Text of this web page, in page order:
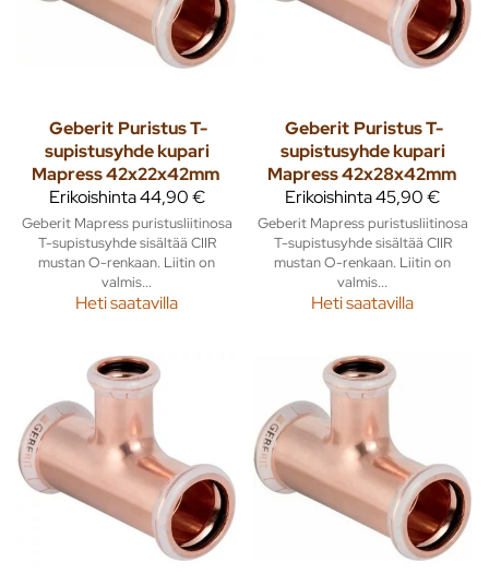
Geberit Puristus T-
supistusyhde kupari
Mapress 42x22x42mm
Erikoishinta44,90 €
Geberit Mapress puristusliitinosa
T-supistusyhde sisältää CIIR
mustan O-renkaan. Liitin on
valmis...
Heti saatavilla
Geberit Puristus T-
supistusyhde kupari
Mapress 42x28x42mm
Erikoishinta45,90 €
Geberit Mapress puristusliitinosa
T-supistusyhde sisältää CIIR
mustan O-renkaan. Liitin on
valmis...
Heti saatavilla